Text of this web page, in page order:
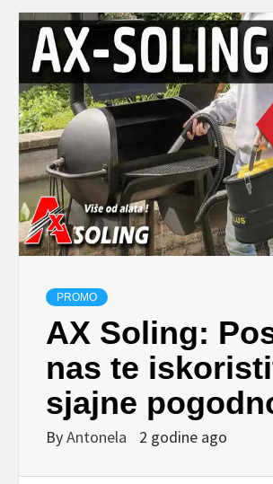
PROMO
AX Soling:
nas te
sjajne
ByAntonela 2 godine ago